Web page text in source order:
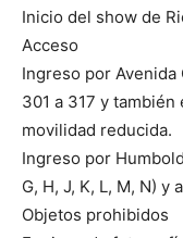
Inicio del show de
Acceso
Ingreso por
301 a 317 y
movilidad reducida.
Ingreso por
G, H, J, K, L, M, N) y
Objetos prohibidos